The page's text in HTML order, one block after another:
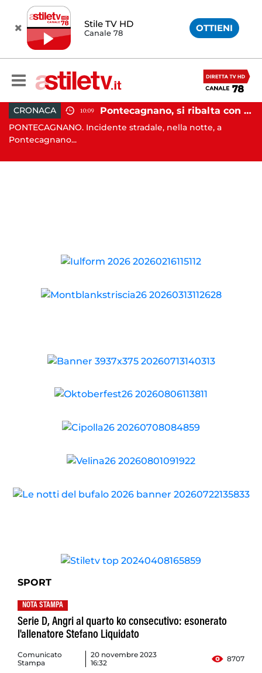
Stile TV HD
Canale 78 OTTIENI
CRONACA 10:09 Pontecagnano, si ribalta con l'auto alla rotatoria: giovane ferito
PONTECAGNANO. Incidente stradale, nella notte, a
Pontecagnano...
SPORT
NOTA STAMPA
Serie D, Angri al quarto ko consecutivo: esonerato
l'allenatore Stefano Liquidato
Comunicato
Stampa
20 novembre 2023
16:32
8707